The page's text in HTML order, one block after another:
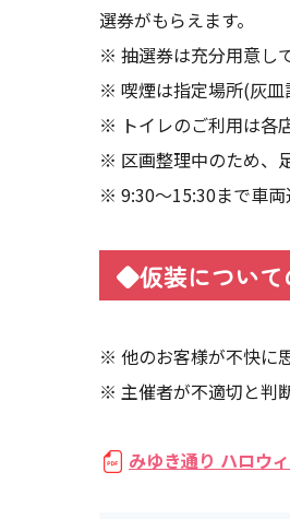
選券がもらえます。
※ 抽選券は充分用意し
※ 喫煙は指定場所(灰皿
※ トイレのご利用は各
※ 区画整理中のため、
※ 9:30～15:30まで車両
◆仮装につい
※ 他のお客様が不快に
※ 主催者が不適切と判
みゆき通り ハロウ